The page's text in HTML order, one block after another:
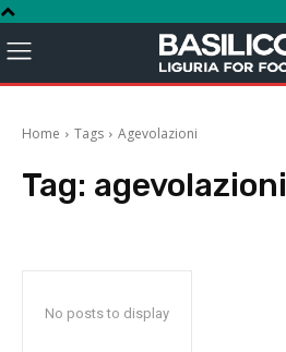
Home Tags Agevolazioni
Tag: agevolazioni
No posts to display